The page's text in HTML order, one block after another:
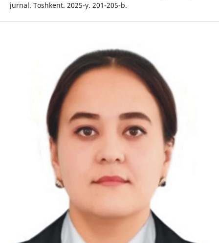
jurnal. Toshkent. 2025-y. 201-205-b.